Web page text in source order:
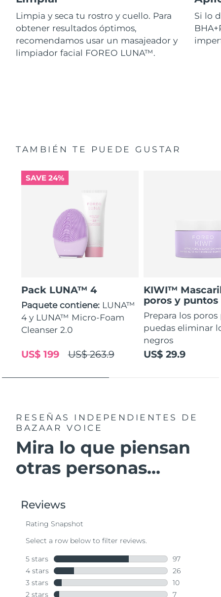
Limpia y seca tu rostro y cuello. Para
obtener resultados óptimos,
recomendamos usar un masajeador y
limpiador facial FOREO LUNA™.
Si lo
TAMBIÉN TE PUEDE GUSTAR
SAVE 24%
Pack LUNA™ 4
Paquete contiene: LUNA™
4 y LUNA™ Micro-Foam
Cleanser 2.0
US$ 263.9
US$ 199
KIWI™
poros y puntos
Prepara los
puedas eliminar
negros
US$ 29.9
RESEÑAS INDEPENDIENTES
DE
BAZAAR VOICE
Mira lo que piensan
otras personas...